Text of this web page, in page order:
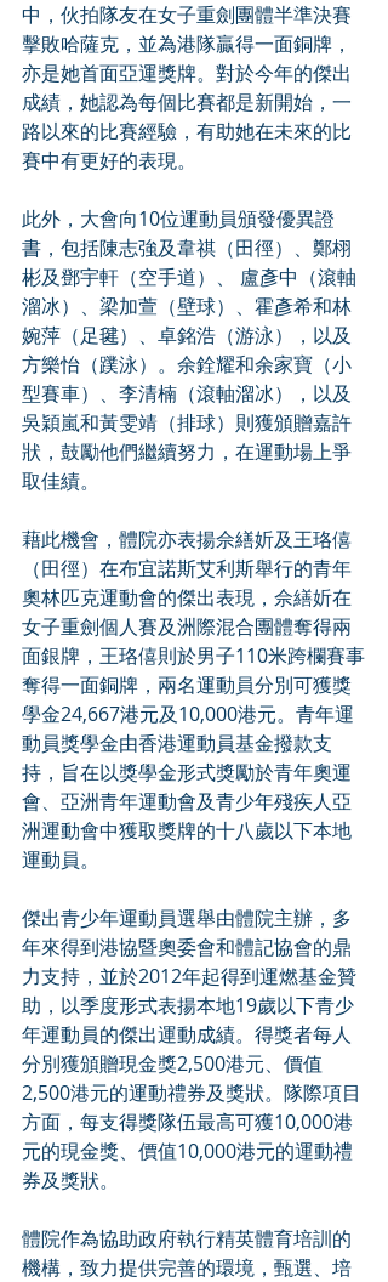
中，伙拍隊友在女子重劍團體半準決賽
擊敗哈薩克，並為港隊贏得一面銅牌，
亦是她首面亞運獎牌。對於今年的傑出
成績，她認為每個比賽都是新開始，一
路以來的比賽經驗，有助她在未來的比
賽中有更好的表現。
此外，大會向10位運動員頒發優異證
書，包括陳志強及韋祺（田徑）、鄭栩
彬及鄧宇軒（空手道）、 盧彥中（滾軸
溜冰）、梁加萱（壁球）、霍彥希和林
婉萍（足毽）、卓銘浩（游泳），以及
方樂怡（蹼泳）。余銓耀和余家寶（小
型賽車）、李清楠（滾軸溜冰），以及
吳穎嵐和黃雯靖（排球）則獲頒贈嘉許
狀，鼓勵他們繼續努力，在運動場上爭
取佳績。
藉此機會，體院亦表揚佘繕妡及王珞僖
（田徑）在布宜諾斯艾利斯舉行的青年
奧林匹克運動會的傑出表現，佘繕妡在
女子重劍個人賽及洲際混合團體奪得兩
面銀牌，王珞僖則於男子110米跨欄賽事
奪得一面銅牌，兩名運動員分別可獲獎
學金24,667港元及10,000港元。青年運
動員獎學金由香港運動員基金撥款支
持，旨在以獎學金形式獎勵於青年奧運
會、亞洲青年運動會及青少年殘疾人亞
洲運動會中獲取獎牌的十八歲以下本地
運動員。
傑出青少年運動員選舉由體院主辦，多
年來得到港協暨奧委會和體記協會的鼎
力支持，並於2012年起得到運燃基金贊
助，以季度形式表揚本地19歲以下青少
年運動員的傑出運動成績。得獎者每人
分別獲頒贈現金獎2,500港元、價值
2,500港元的運動禮券及獎狀。隊際項目
方面，每支得獎隊伍最高可獲10,000港
元的現金獎、價值10,000港元的運動禮
券及獎狀。
體院作為協助政府執行精英體育培訓的
機構，致力提供完善的環境，甄選、培